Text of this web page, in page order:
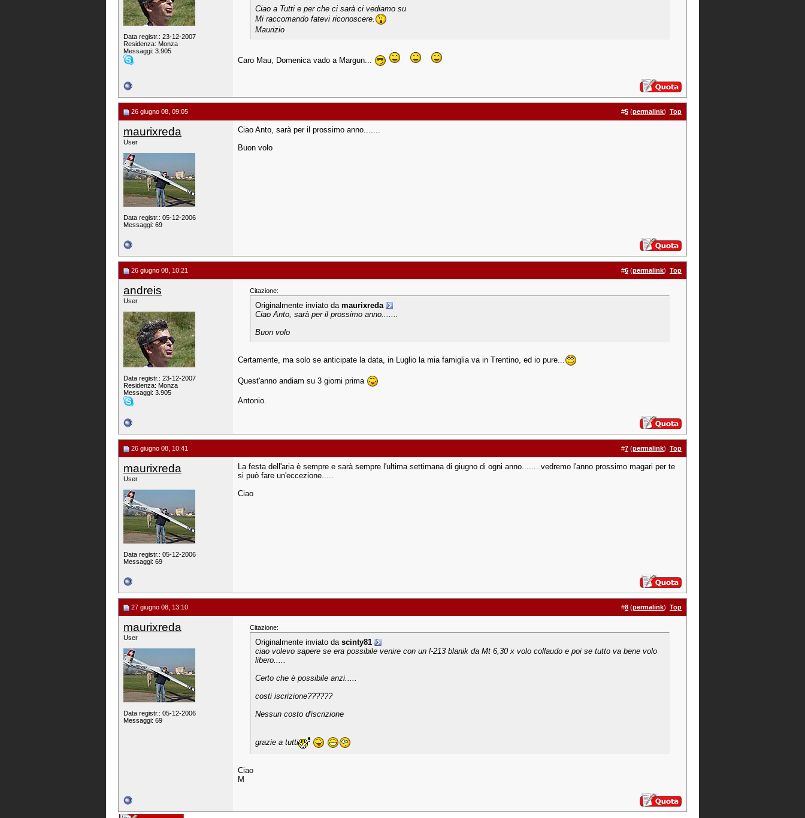
Data registr.: 23-12-2007
Residenza: Monza
Messaggi: 3.905
Ciao a Tutti e per che ci sarà ci vediamo su
Mi raccomando fatevi riconoscere.
Maurizio
Caro Mau, Domenica vado a Margun...
26 giugno 08, 09:05 #5 (permalink) Top
maurixreda
User
Data registr.: 05-12-2006
Messaggi: 69
Ciao Anto, sarà per il prossimo anno.......
Buon volo
26 giugno 08, 10:21 #6 (permalink) Top
andreis
User
Data registr.: 23-12-2007
Residenza: Monza
Messaggi: 3.905
Citazione:
Originalmente inviato da maurixreda
Ciao Anto, sarà per il prossimo anno.......
Buon volo
Certamente, ma solo se anticipate la data, in Luglio la mia famiglia va in Trentino, ed io pure...
Quest'anno andiam su 3 giorni prima
Antonio.
26 giugno 08, 10:41 #7 (permalink) Top
maurixreda
User
Data registr.: 05-12-2006
Messaggi: 69
La festa dell'aria è sempre e sarà sempre l'ultima settimana di giugno di ogni anno....... vedremo l'anno prossimo magari per te
si può fare un'eccezione.....
Ciao
27 giugno 08, 13:10 #8 (permalink) Top
maurixreda
User
Data registr.: 05-12-2006
Messaggi: 69
Citazione:
Originalmente inviato da scinty81
ciao volevo sapere se era possibile venire con un l-213 blanik da Mt 6,30 x volo collaudo e poi se tutto va bene volo
libero.....
Certo che è possibile anzi.....
costi iscrizione??????
Nessun costo d'iscrizione
grazie a tutti
Ciao
M